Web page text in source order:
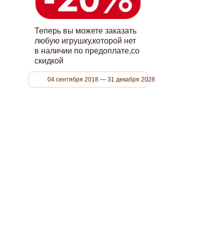
Теперь вы можете заказать
любую игрушку,которой нет
в наличии по предоплате,со
скидкой
04 сентября 2018 — 31 декабря 2028